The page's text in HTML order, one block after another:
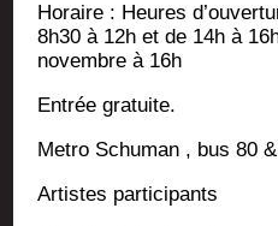
Horaire : Heures
8h30 à 12h et de 14h à
novembre à 16h
Entrée gra­tuite.
Metro Schu­man , bus 80
Artistes par­ti­ci­pants